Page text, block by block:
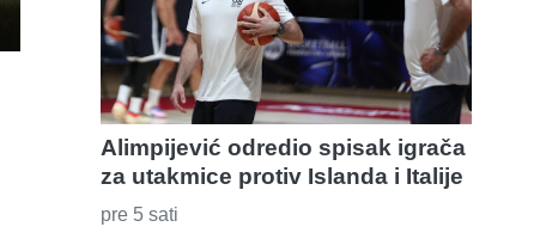
Alimpijević odredio spisak igrača
za utakmice protiv Islanda i Italije
pre 5 sati